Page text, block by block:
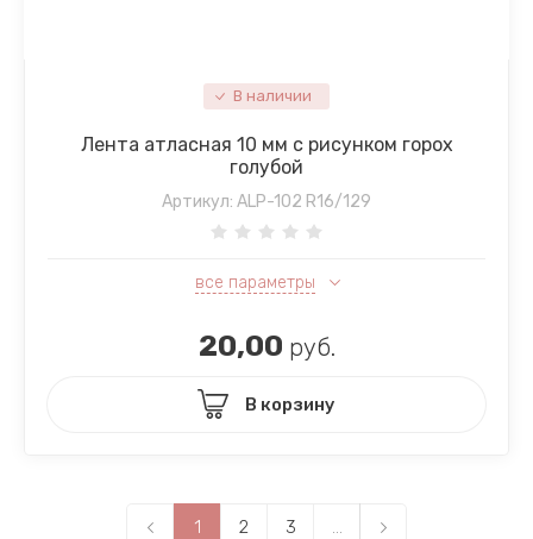
В наличии
Лента атласная 10 мм с рисунком горох
голубой
Артикул: ALP-102 R16/129
все параметры
20,00 руб.
В корзину
1 2 3 ...